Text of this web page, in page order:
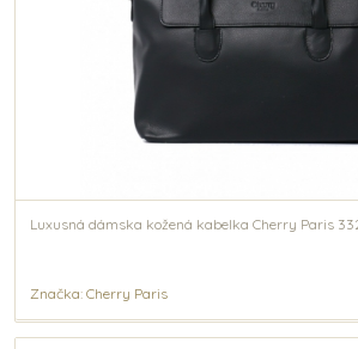
Luxusná dámska kožená kabelka Cherry Paris
Značka: Cherry Paris